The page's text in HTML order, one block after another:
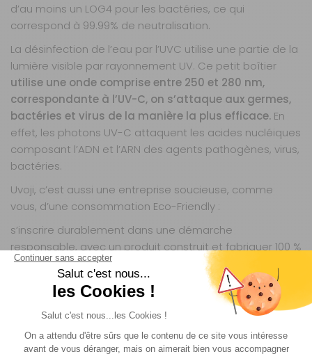
d’au moins un LOG4 pour les bactéries, ce qui
correspond à 99.99% de neutralisation.
La désinfection de l’eau par l’UVC utilise une partie de la
lumière visible par rayonnement UV. Ce petit boîtier
utilise une onde comprise entre 250 et 280 nm,
correspondante à l’UV-C, on s’attaque aux germes,
bactéries et virus de la manière la plus efficace. En
effet, les photons UV-C attaquent les acides nucléiques
composant l’ADN et l’ARN des agents pathogènes, virus,
bactéries.
Uvoji, c’est aussi une entreprise soucieuse, comme
vous, d’une consommation Eco-Friendly :
s’inscrire durablement dans une démarche
responsable, avec un produit construit et fabriquer 100 %
en France, pour vous assure un produit de qualité et
locale, un produit durable et à fort impact positif sur
l’environnement en supprimant de votre quotidien les
bouteilles en plastique ultra polluante.
Très loin des concepts d’obsolescence programmée,